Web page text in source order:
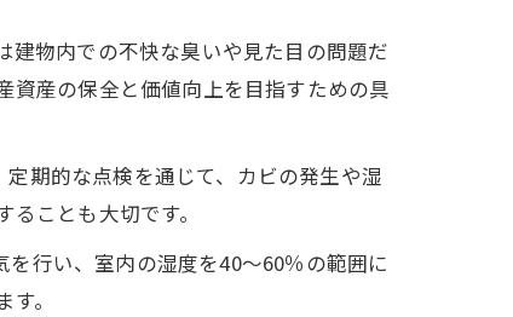
建物内での不快な臭いや見た目の問題だ
資産の保全と価値向上を目指すための具
期的な点検を通じて、カビの発生や湿
ことも大切です。
行い、室内の湿度を40～60％の範囲に
。